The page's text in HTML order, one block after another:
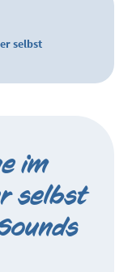
selbst
im
selbst